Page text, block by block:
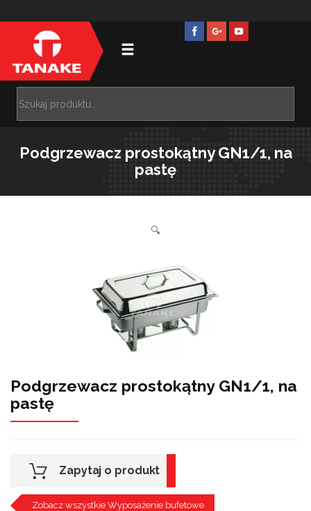
Podgrzewacz prostokątny GN1/1, na
pastę
🔍
Podgrzewacz prostokątny GN1/1, na
pastę
Zapytaj o produkt
Zobacz wszystkie Wyposażenie bufetowe